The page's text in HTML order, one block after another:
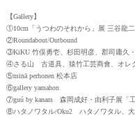
【Gallery】
①10cm「うつわのそれから」展 三谷龍二
②Roundabout/Outbound
③KiKU 竹俣勇壱、杉田明彦、郡司庸久
④さる山 古道具、猿竹工芸商會、オレ
⑤minä perhonen 松本店
⑥gallery yamahon
⑦guú by kanam 森岡成好・由利子展「工
⑧ハタノワタル/Oku2 ハタノワタル、大